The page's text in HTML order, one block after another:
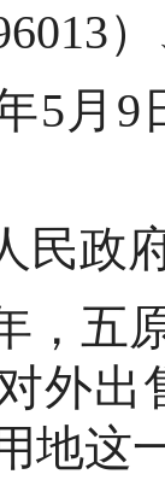
年5
民政
，
外出
地这